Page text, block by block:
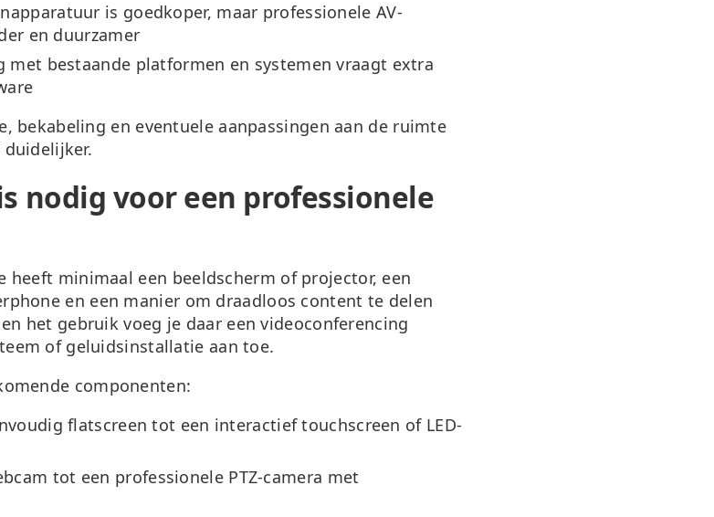
is goedkoper, maar professionele AV-
en duurzamer
met bestaande platformen en systemen vraagt extra
bekabeling en eventuele aanpassingen aan de ruimte
nodig voor een professionele
heeft minimaal een beeldscherm of projector, een
en een manier om draadloos content te delen
het gebruik voeg je daar een videoconferencing
of geluidsinstallatie aan toe.
componenten:
flatscreen tot een interactief touchscreen of LED-
tot een professionele PTZ-camera met